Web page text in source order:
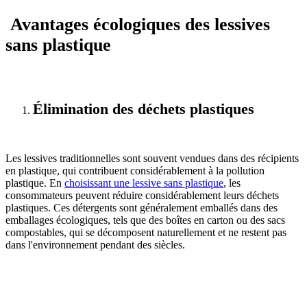
Avantages écologiques des lessives
sans plastique
Élimination des déchets plastiques
Les lessives traditionnelles sont souvent vendues dans des récipients
en plastique, qui contribuent considérablement à la pollution
plastique. En choisissant une lessive sans plastique, les
consommateurs peuvent réduire considérablement leurs déchets
plastiques. Ces détergents sont généralement emballés dans des
emballages écologiques, tels que des boîtes en carton ou des sacs
compostables, qui se décomposent naturellement et ne restent pas
dans l'environnement pendant des siècles.